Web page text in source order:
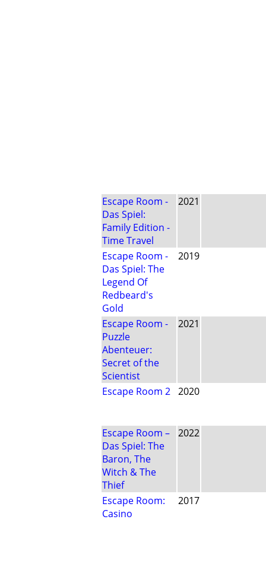
Escape Room -
Das Spiel:
Family Edition -
Time Travel
2021
Escape Room -
Das Spiel: The
Legend Of
Redbeard's
Gold
2019
Escape Room -
Puzzle
Abenteuer:
Secret of the
Scientist
2021
Escape Room 2 2020
Escape Room –
Das Spiel: The
Baron, The
Witch & The
Thief
2022
Escape Room:
Casino
2017